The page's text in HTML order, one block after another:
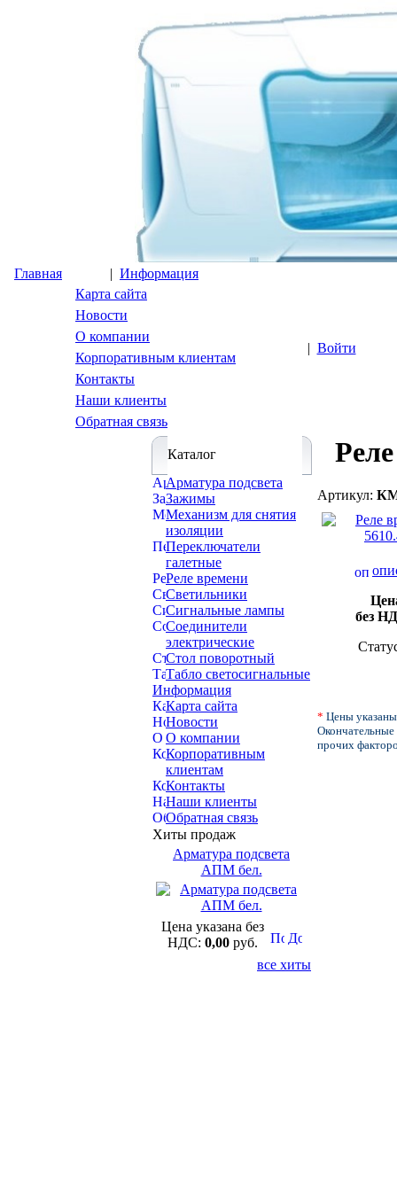
Главная | Информация
Карта сайта
Новости
О компании
Корпоративным клиентам
Контакты
Наши клиенты
Обратная связь
| Войти
Каталог
Арматура подсвета
Зажимы
Механизм для снятия
изоляции
Переключатели
галетные
Реле времени
Светильники
Сигнальные лампы
Соединители
электрические
Стол поворотный
Табло светосигнальные
Информация
Карта сайта
Новости
О компании
Корпоративным
клиентам
Контакты
Наши клиенты
Обратная связь
Хиты продаж
Арматура подсвета
АПМ бел.
Цена указана без
НДС: 0,00руб.
все хиты
Артикул:
без
* Цены
Окончательные
прочих